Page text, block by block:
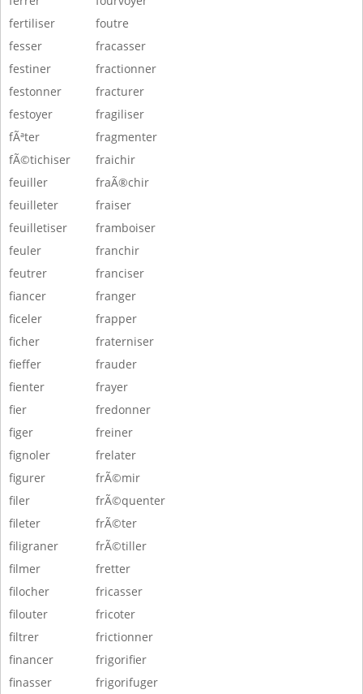
fertiliser
fesser
festiner
festonner
festoyer
fÃªter
fÃ©tichiser
feuiller
feuilleter
feuilletiser
feuler
feutrer
fiancer
ficeler
ficher
fieffer
fienter
fier
figer
fignoler
figurer
filer
fileter
filigraner
filmer
filocher
filouter
filtrer
financer
finasser
foutre
fracasser
fractionner
fracturer
fragiliser
fragmenter
fraichir
fraÃ®chir
fraiser
framboiser
franchir
franciser
franger
frapper
fraterniser
frauder
frayer
fredonner
freiner
frelater
frÃ©mir
frÃ©quenter
frÃ©ter
frÃ©tiller
fretter
fricasser
fricoter
frictionner
frigorifier
frigorifuger